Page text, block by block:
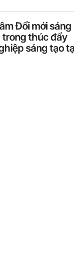
Đổi mới sáng
trong thúc đẩy
sáng tạo